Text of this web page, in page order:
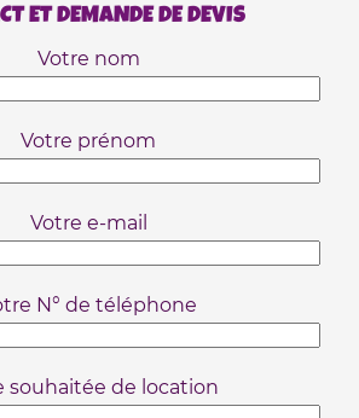
ET DEMANDE DE DEVIS
Votre nom
Votre prénom
Votre e-mail
N° de téléphone
souhaitée de location